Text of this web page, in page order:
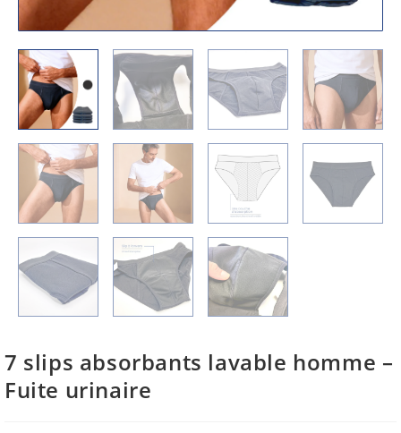
7 slips absorbants lavable homme –
Fuite urinaire